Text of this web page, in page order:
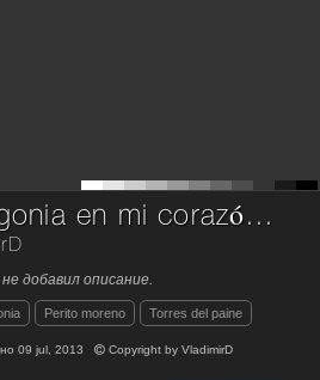
Patagonia en mi corazón...
добавил описание.
Perito moreno Torres del paine
09 jul, 2013 Copyright by VladimirD